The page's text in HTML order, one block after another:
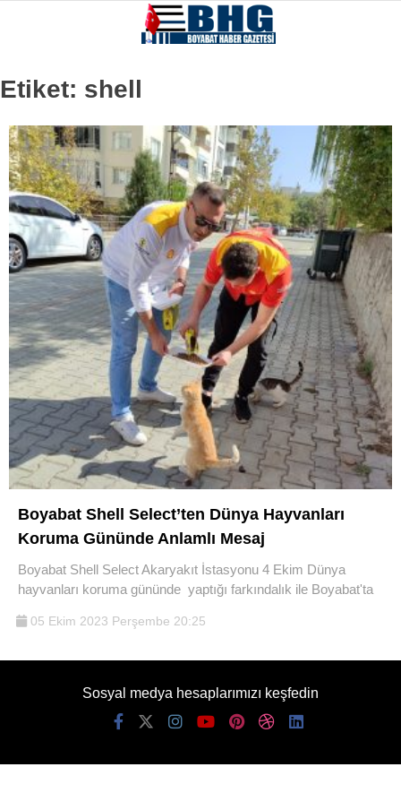
Etiket: shell
Boyabat Shell Select’ten Dünya Hayvanları
Koruma Gününde Anlamlı Mesaj
Boyabat Shell Select Akaryakıt İstasyonu 4 Ekim Dünya
hayvanları koruma gününde yaptığı farkındalık ile Boyabat'ta
05 Ekim 2023 Perşembe 20:25
Sosyal medya hesaplarımızı keşfedin